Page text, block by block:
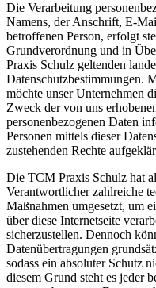
Die Verarbeitung
Namens, der Anschrift, E-
betroffenen Person, erfolgt
Grundverordnung und in
Praxis Schulz geltenden
Datenschutzbestimmungen.
möchte unser Unternehmen
Zweck der von uns
personenbezogenen Daten
Personen mittels dieser
zustehenden Rechte
Die TCM Praxis Schulz hat
Verantwortlicher zahlreiche
Maßnahmen umgesetzt, um
über diese Internetseite
sicherzustellen. Dennoch
Datenübertragungen
sodass ein absoluter Schutz
diesem Grund steht es jeder